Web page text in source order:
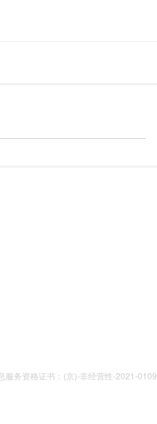
务资格证书：(京)-非经营性-2021-0109